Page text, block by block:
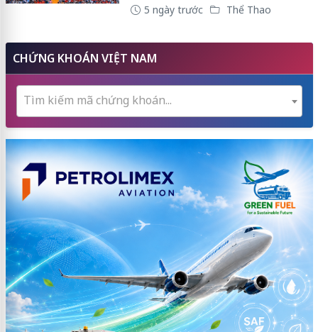
5 ngày trước Thể Thao
CHỨNG KHOÁN VIỆT NAM
Tìm kiếm mã chứng khoán...